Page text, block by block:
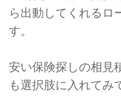
ら出動してくれるロ
す。
安い保険探しの相見
も選択肢に入れてみ